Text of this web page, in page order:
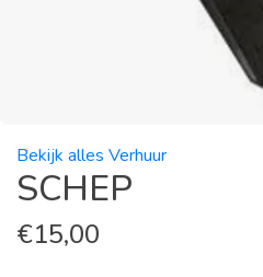
Bekijk alles Verhuur
SCHEP
€15,00